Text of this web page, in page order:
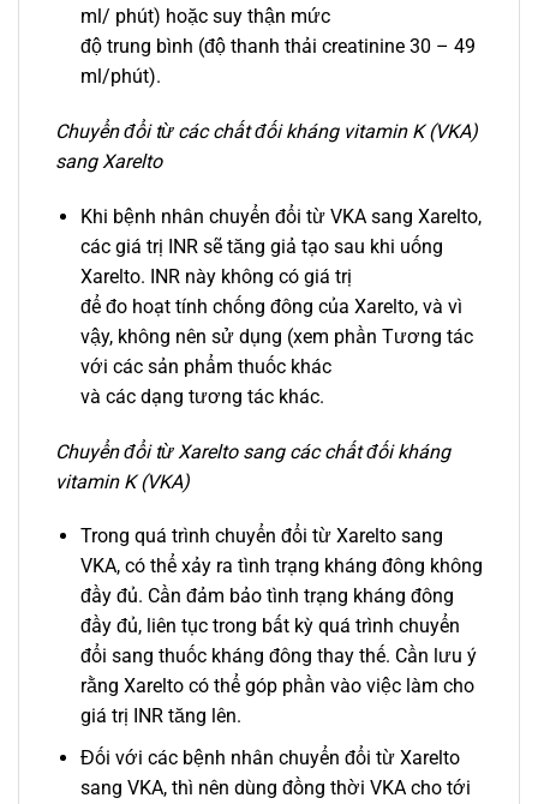
ml/ phút) hoặc suy thận mức
độ trung bình (độ thanh thải creatinine 30 – 49
ml/phút).
Chuyển đổi từ các chất đối kháng vitamin K (VKA)
sang Xarelto
Khi bệnh nhân chuyển đổi từ VKA sang Xarelto,
các giá trị INR sẽ tăng giả tạo sau khi uống
Xarelto. INR này không có giá trị
để đo hoạt tính chống đông của Xarelto, và vì
vậy, không nên sử dụng (xem phần Tương tác
với các sản phẩm thuốc khác
và các dạng tương tác khác.
Chuyển đổi từ Xarelto sang các chất đối kháng
vitamin K (VKA)
Trong quá trình chuyển đổi từ Xarelto sang
VKA, có thể xảy ra tình trạng kháng đông không
đầy đủ. Cần đảm bảo tình trạng kháng đông
đầy đủ, liên tục trong bất kỳ quá trình chuyển
đổi sang thuốc kháng đông thay thế. Cần lưu ý
rằng Xarelto có thể góp phần vào việc làm cho
giá trị INR tăng lên.
Đối với các bệnh nhân chuyển đổi từ Xarelto
sang VKA, thì nên dùng đồng thời VKA cho tới